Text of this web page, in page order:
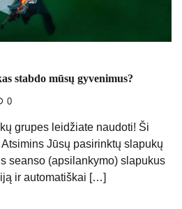
stabdo mūsų gyvenimus?
0
grupes leidžiate naudoti! Ši
Jūsų pasirinktų slapukų
seanso (apsilankymo) slapukus
ir automatiškai […]